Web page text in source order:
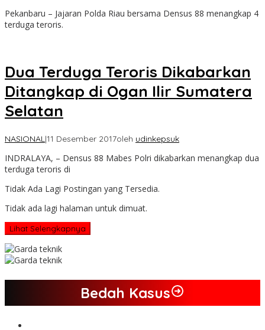
Pekanbaru – Jajaran Polda Riau bersama Densus 88 menangkap 4
terduga teroris.
Dua Terduga Teroris Dikabarkan
Ditangkap di Ogan Ilir Sumatera
Selatan
NASIONAL|11 Desember 2017oleh udinkepsuk
INDRALAYA, – Densus 88 Mabes Polri dikabarkan menangkap dua
terduga teroris di
Tidak Ada Lagi Postingan yang Tersedia.
Tidak ada lagi halaman untuk dimuat.
Lihat Selengkapnya
Bedah Kasus